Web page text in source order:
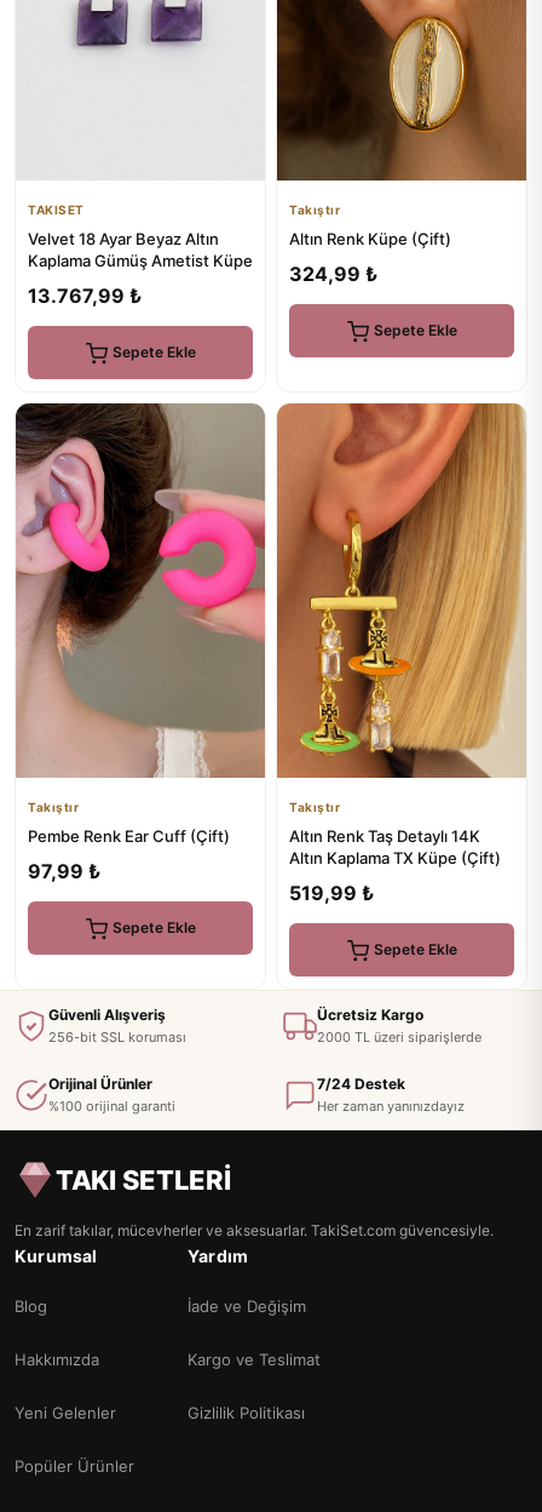
TAKISET
Velvet 18 Ayar Beyaz Altın
Kaplama Gümüş Ametist Küpe
13.767,99 ₺
Sepete Ekle
Takıştır
Altın Renk Küpe (Çift)
324,99 ₺
Sepete Ekle
Takıştır
Pembe Renk Ear Cuff (Çift)
97,99 ₺
Sepete Ekle
Takıştır
Altın Renk Taş Detaylı 14K
Altın Kaplama TX Küpe (Çift)
519,99 ₺
Sepete Ekle
Güvenli Alışveriş
256-bit SSL koruması
Ücretsiz Kargo
2000 TL üzeri siparişlerde
Orijinal Ürünler
%100 orijinal garanti
7/24 Destek
Her zaman yanınızdayız
TAKI SETLERİ
En zarif takılar, mücevherler ve aksesuarlar. TakiSet.com güvencesiyle.
Kurumsal
Blog
Hakkımızda
Yeni Gelenler
Popüler Ürünler
Yardım
İade ve Değişim
Kargo ve Teslimat
Gizlilik Politikası